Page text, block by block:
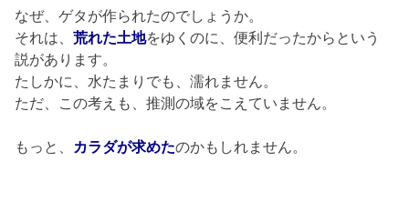
なぜ、ゲタが作られたのでしょうか。
それは、荒れた土地をゆくのに、便利だったからという
説があります。
たしかに、水たまりでも、濡れません。
ただ、この考えも、推測の域をこえていません。
もっと、 カラダが求めたのかもしれません。